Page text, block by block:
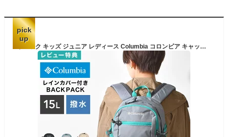
pick
up
リュック キッズ ジュニア レディース Columbia コロンビア キャッスルロック 15L PU8664 小さめ 撥水 軽量 丈夫 レインカバー付き A4 リュックサック バックパック 通学 小学生 中学生 男の子 女の子 おしゃれ ブランド アウトドア 登山 ハイキング レジャー 黒 ブラック